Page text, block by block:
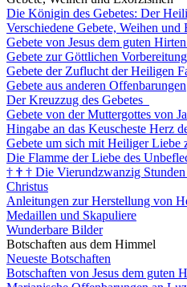
Die Königin des Gebetes: Der
Verschiedene Gebete, Weihen und
Gebete von Jesus dem guten
Gebete zur Göttlichen
Gebete der Zuflucht der Heiligen
Gebete aus anderen Offenbarungen
Der Kreuzzug des Gebetes
Gebete von der Muttergottes von
Hingabe an das Keuscheste Herz
Gebete um sich mit Heiliger Liebe
Die Flamme der Liebe des
† † † Die Vierundzwanzig Stunden
Christus
Anleitungen zur Herstellung von
Medaillen und Skapuliere
Wunderbare Bilder
Botschaften aus dem Himmel
Neueste Botschaften
Botschaften von Jesus dem guten